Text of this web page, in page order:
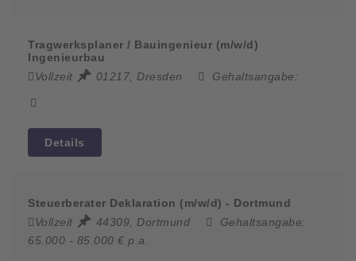
Tragwerksplaner / Bauingenieur (m/w/d)
Ingenieurbau
Vollzeit
01217, Dresden Gehaltsangabe:
Details
Steuerberater Deklaration (m/w/d) - Dortmund
Vollzeit
44309, Dortmund
Gehaltsangabe:
65.000 - 85.000 € p.a.